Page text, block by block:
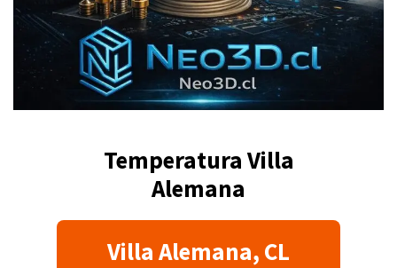
Temperatura Villa
Alemana
Villa Alemana, CL